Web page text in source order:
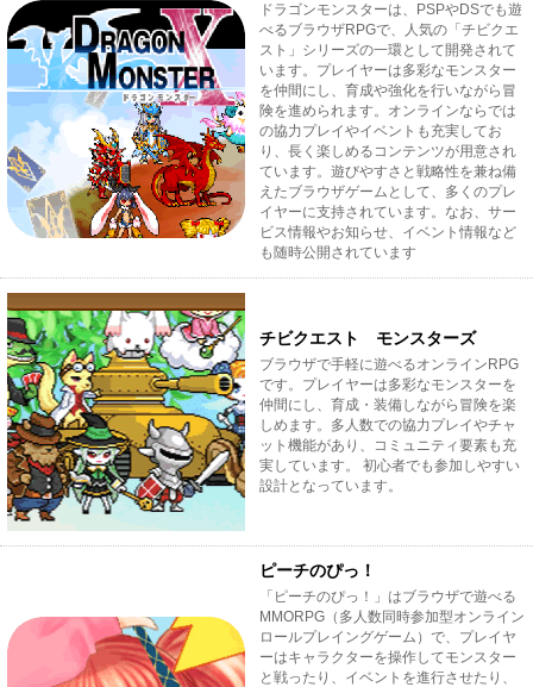
ドラゴンモンスターは、PSPやDSでも遊
べるブラウザRPGで、人気の「チビクエ
スト」シリーズの一環として開発されて
います。プレイヤーは多彩なモンスター
を仲間にし、育成や強化を行いながら冒
険を進められます。オンラインならでは
の協力プレイやイベントも充実してお
り、長く楽しめるコンテンツが用意され
ています。遊びやすさと戦略性を兼ね備
えたブラウザゲームとして、多くのプレ
イヤーに支持されています。なお、サー
ビス情報やお知らせ、イベント情報など
も随時公開されています
チビクエスト モンスターズ
ブラウザで手軽に遊べるオンラインRPG
です。プレイヤーは多彩なモンスターを
仲間にし、育成・装備しながら冒険を楽
しめます。多人数での協力プレイやチャ
ット機能があり、コミュニティ要素も充
実しています。 初心者でも参加しやすい
設計となっています。
ピーチのぴっ！
「ピーチのぴっ！」はブラウザで遊べる
MMORPG（多人数同時参加型オンライン
ロールプレイングゲーム）で、プレイヤ
ーはキャラクターを操作してモンスター
と戦ったり、イベントを進行させたり、